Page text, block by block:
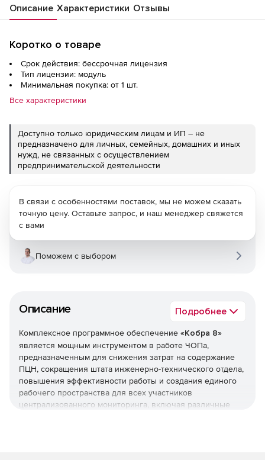
Описание Характеристики Отзывы
Коротко о товаре
Срок действия: бессрочная лицензия
Тип лицензии: модуль
Минимальная покупка: от 1 шт.
Все характеристики
Доступно только юридическим лицам и ИП – не
предназначено для личных, семейных, домашних и иных
нужд, не связанных с осуществлением
предпринимательской деятельности
Описание Подробнее
Комплексное программное обеспечение «Кобра 8»
является мощным инструментом в работе ЧОПа,
предназначенным для снижения затрат на содержание
ПЦН, сокращения штата инженерно-технического отдела,
повышения эффективности работы и создания единого
рабочего пространства для всех участников
централизованного мониторинга, включая различные
В связи с особенностями поставок, мы не можем сказать
точную цену. Оставьте запрос, и наш менеджер свяжется
с вами
Поможем с выбором